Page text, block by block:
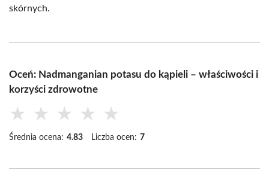
skórnych.
Oceń: Nadmanganian potasu do kąpieli – właściwości i
korzyści zdrowotne
★ ★ ★ ★ ★
Średnia ocena: 4.83 Liczba ocen: 7